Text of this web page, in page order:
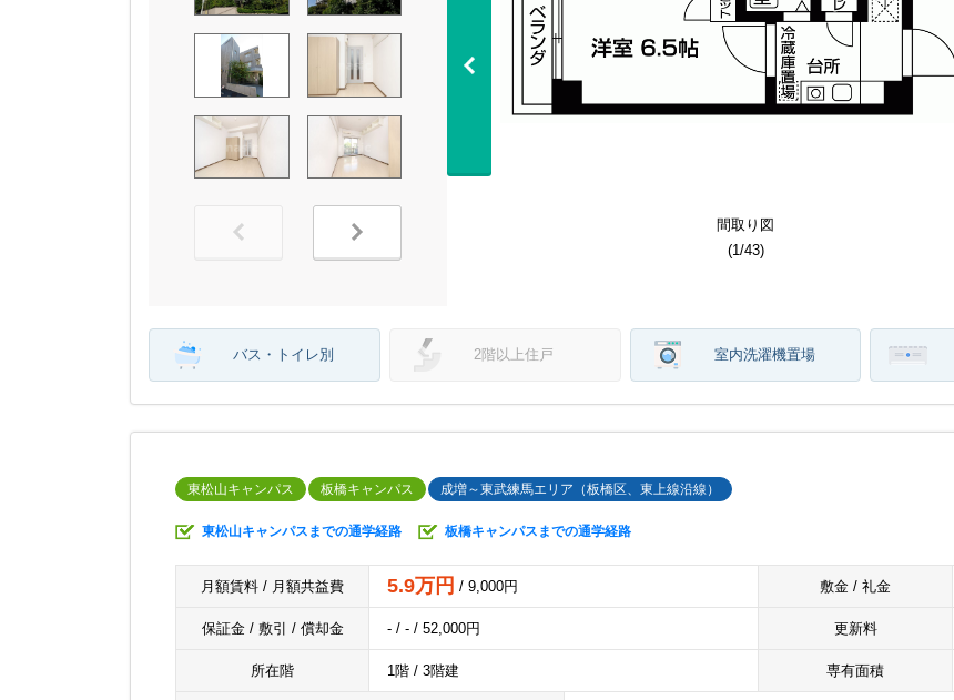
その他
(1 /43)
間取り図
(1 /43)
建物外観
(1 /43)
建物外観
(1 /43)
建物外観
(1 /43)
建物外観
(1 /43)
居室・リビング
(1 /43)
居室・リビング
(1 /43)
居室・リビング
(1 /43)
居室・リビング
(1 /43)
居室・リビング
(1 /43)
居室・リビング
(1 /43)
居室・リビング
(1 /43)
居室・リビング
(1 /43)
キッチン
(1 /43)
キッチン
(1 /43)
バス
(1 /43)
トイレ
(1 /43)
収納
(1 /43)
収納
(1 /43)
その他部屋スペース
(1 /43)
その他部屋スペース
(1 /43)
バルコニー
(1 /43)
バルコニー
(1 /43)
玄関
(1 /43)
玄関
(1 /43)
その他設備
(1 /43)
エントランス
(1 /43)
エントランス
(1 /43)
エントランス
(1 /43)
エントランス
(1 /43)
エントランス
(1 /43)
エントランス
(1 /43)
エントランス
(1 /43)
ロビー
(1 /43)
ロビー
(1 /43)
駐車場
(1 /43)
その他
(1 /43)
その他
(1 /43)
その他
(1 /43)
その他
(1 /43)
その他
(1 /43)
その他
(1 /43)
その他
(1 /43)
間取り図
(1 /43)
バス・トイレ別 2階以上住戸 室内洗濯機置場
東松山キャンパス 板橋キャンパス 成増～東武練馬エリア（板橋区、東上線沿線）
東松山キャンパスまでの通学経路 板橋キャンパスまでの通学経路
月額賃料 / 月額共益費 5.9万円 / 9,000円 敷金 / 礼金
保証金 / 敷引 / 償却金 - / - / 52,000円 更新料
所在階 1階 / 3階建 専有面積